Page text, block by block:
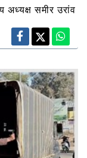
अध्यक्ष समीर उरांव